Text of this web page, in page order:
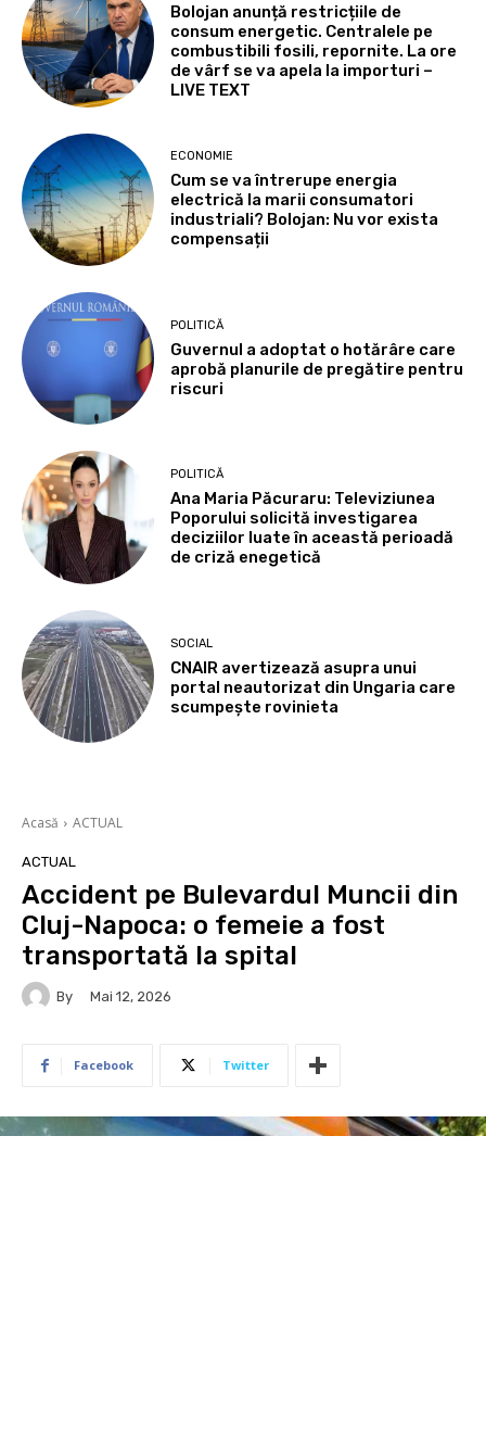
Bolojan anunță restricțiile de
consum energetic. Centralele pe
combustibili fosili, repornite. La ore
de vârf se va apela la importuri –
LIVE TEXT
ECONOMIE
Cum se va întrerupe energia
electrică la marii consumatori
industriali? Bolojan: Nu vor exista
compensații
POLITICĂ
Guvernul a adoptat o hotărâre care
aprobă planurile de pregătire pentru
riscuri
POLITICĂ
Ana Maria Păcuraru: Televiziunea
Poporului solicită investigarea
deciziilor luate în această perioadă
de criză enegetică
SOCIAL
CNAIR avertizează asupra unui
portal neautorizat din Ungaria care
scumpește rovinieta